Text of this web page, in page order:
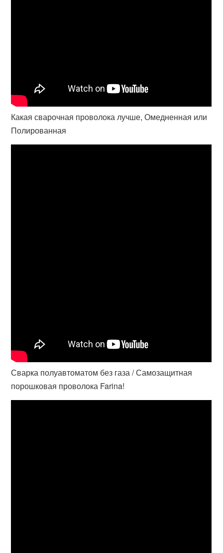
Какая сварочная проволока лучше, Омедненная или
Полированная
Сварка полуавтоматом без газа / Самозащитная
порошковая проволока Farina!